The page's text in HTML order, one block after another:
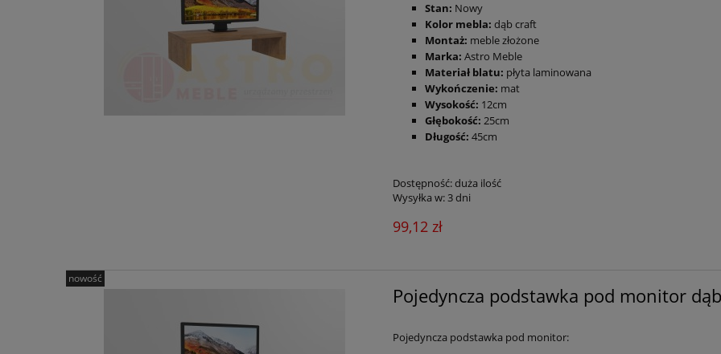
Stan: Nowy
Kolor mebla: dąb craft
Montaż: meble złożone
Marka: Astro Meble
Materiał blatu: płyta laminowana
Wykończenie: mat
Wysokość: 12cm
Głębokość: 25cm
Długość: 45cm
Dostępność:duża ilość
Wysyłka w:3 dni
99,12 zł
Pojedyncza podstawka pod monitor
Pojedyncza podstawka pod monitor:
nowość